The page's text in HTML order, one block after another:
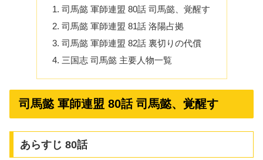
司馬懿 軍師連盟 80話 司馬懿、覚醒す
司馬懿 軍師連盟 81話 洛陽占拠
司馬懿 軍師連盟 82話 裏切りの代償
三国志 司馬懿 主要人物一覧
司馬懿 軍師連盟 80話 司馬懿、覚醒す
あらすじ 80話